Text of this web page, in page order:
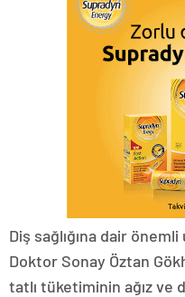
Diş sağlığına dair
Doktor Sonay Öztan
tatlı tüketiminin ağız ve